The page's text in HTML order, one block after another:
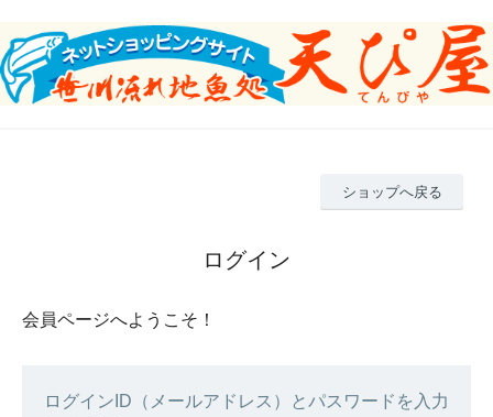
ショップへ戻る
ログイン
会員ページへようこそ！
ログインID（メールアドレス）とパスワードを入力